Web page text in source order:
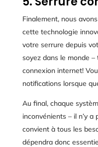
Finalement, nous
cette technologie
votre serrure depuis
soyez dans le monde
connexion internet!
notifications lorsque
Au final, chaque
inconvénients – il n’y
convient à tous les
dépendra donc